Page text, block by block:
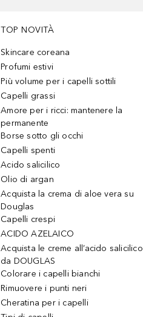
TOP NOVITÀ
Skincare coreana
Profumi estivi
Più volume per i capelli sottili
Capelli grassi
Amore per i ricci: mantenere la
permanente
Borse sotto gli occhi
Capelli spenti
Acido salicilico
Olio di argan
Acquista la crema di aloe vera su
Douglas
Capelli crespi
ACIDO AZELAICO
Acquista le creme all’acido salicilico
da DOUGLAS
Colorare i capelli bianchi
Rimuovere i punti neri
Cheratina per i capelli